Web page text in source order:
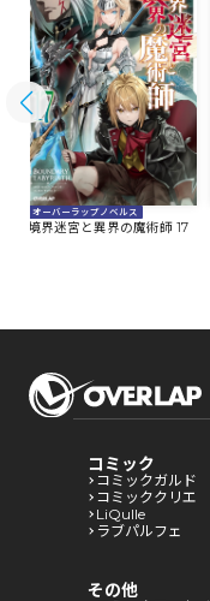
オーバーラップノベルス
境界迷宮と異界の魔術師 17
コミック
コミックガルド
コミッククリエ
LiQulle
ラブパルフェ
その他